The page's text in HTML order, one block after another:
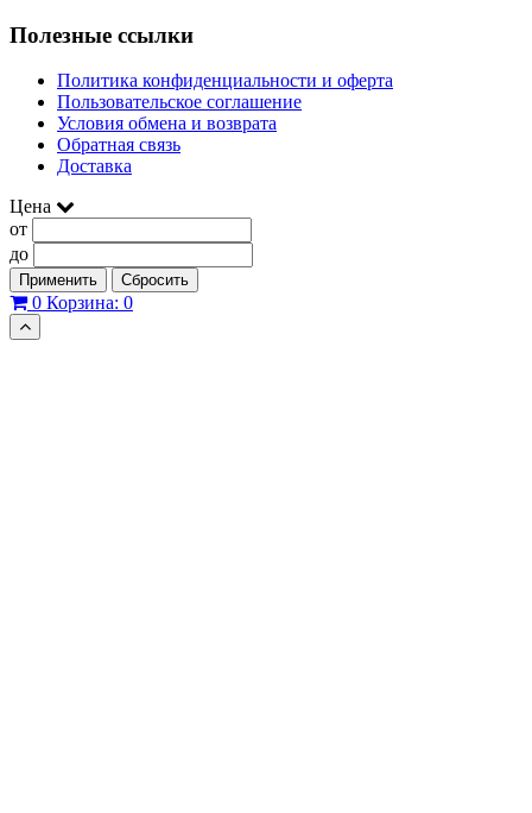
Полезные ссылки
Политика конфиденциальности и оферта
Пользовательское соглашение
Условия обмена и возврата
Обратная связь
Доставка
Цена
от
до
Применить Сбросить
0 Корзина: 0